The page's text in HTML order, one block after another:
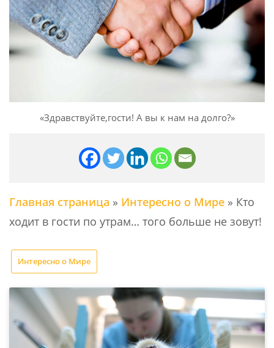
«Здравствуйте,гости! А вы к нам на долго?»
Главная страница » Интересно о Мире » Кто
ходит в гости по утрам… того больше не зовут!
Интересно о Мире